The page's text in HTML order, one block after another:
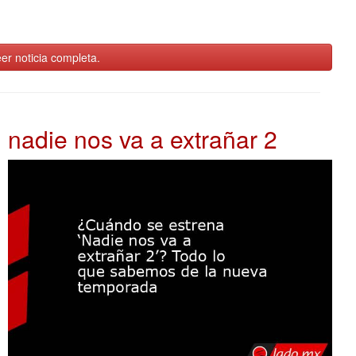
noticia completa.
nadie nos va a extrañar 2